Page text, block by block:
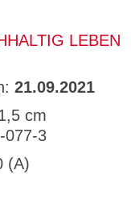
LEBEN
21.09.2021
cm
077-3
(A)